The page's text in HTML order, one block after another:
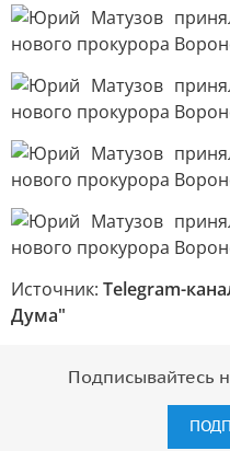
Источник: Telegram-
Дума"
Подписывайтесь